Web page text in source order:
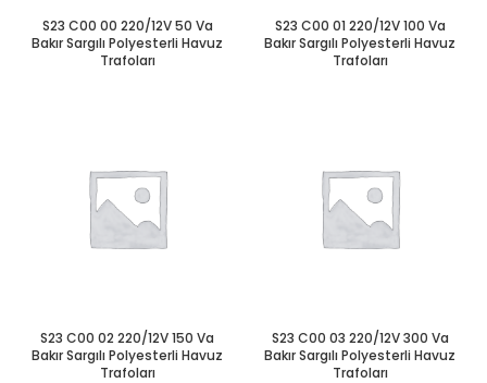
S23 C00 00 220/12V 50 Va
Bakır Sargılı Polyesterli Havuz
Trafoları
S23 C00 01 220/12V 100 Va
Bakır Sargılı Polyesterli Havuz
Trafoları
S23 C00 02 220/12V 150 Va
Bakır Sargılı Polyesterli Havuz
Trafoları
S23 C00 03 220/12V 300 Va
Bakır Sargılı Polyesterli Havuz
Trafoları